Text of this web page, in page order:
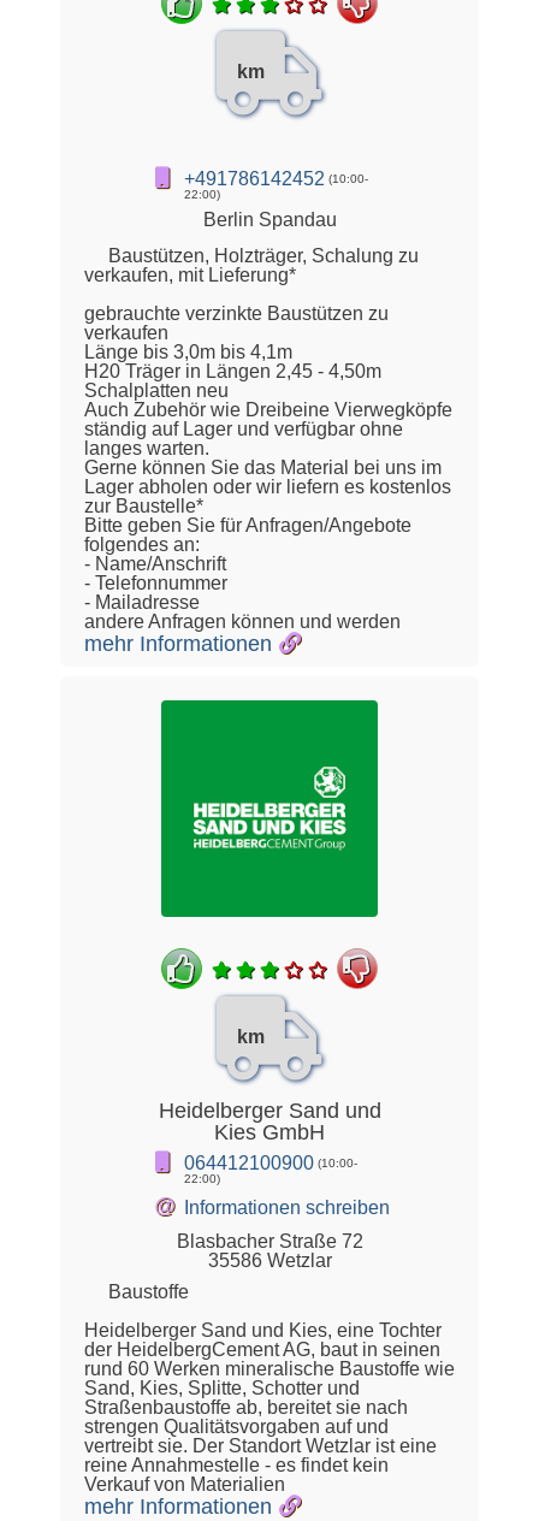
km
+491786142452 (10:00-
22:00)
Berlin Spandau
Baustützen, Holzträger, Schalung zu
verkaufen, mit Lieferung*
gebrauchte verzinkte Baustützen zu
verkaufen
Länge bis 3,0m bis 4,1m
H20 Träger in Längen 2,45 - 4,50m
Schalplatten neu
Auch Zubehör wie Dreibeine Vierwegköpfe
ständig auf Lager und verfügbar ohne
langes warten.
Gerne können Sie das Material bei uns im
Lager abholen oder wir liefern es kostenlos
zur Baustelle*
Bitte geben Sie für Anfragen/Angebote
folgendes an:
- Name/Anschrift
- Telefonnummer
- Mailadresse
andere Anfragen können und werden
mehr Informationen
km
Heidelberger Sand und
Kies GmbH
064412100900 (10:00-
22:00)
@
Informationen schreiben
Blasbacher Straße 72
35586 Wetzlar
Baustoffe
Heidelberger Sand und Kies, eine Tochter
der HeidelbergCement AG, baut in seinen
rund 60 Werken mineralische Baustoffe wie
Sand, Kies, Splitte, Schotter und
Straßenbaustoffe ab, bereitet sie nach
strengen Qualitätsvorgaben auf und
vertreibt sie. Der Standort Wetzlar ist eine
reine Annahmestelle - es findet kein
Verkauf von Materialien
mehr Informationen